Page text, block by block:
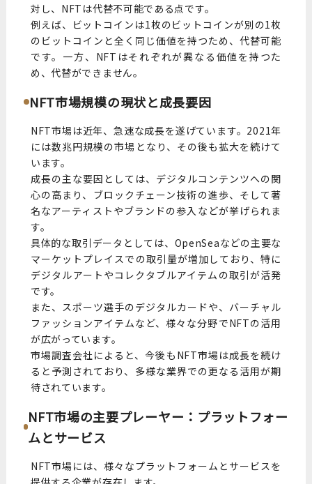
対し、NFTは代替不可能である点です。
例えば、ビットコインは1枚のビットコインが別の1枚
のビットコインと全く同じ価値を持つため、代替可能
です。一方、NFTはそれぞれが異なる価値を持つた
め、代替ができません。
NFT市場規模の現状と成長要因
NFT市場は近年、急速な成長を遂げています。2021年
には数兆円規模の市場となり、その後も拡大を続けて
います。
成長の主な要因としては、デジタルコンテンツへの関
心の高まり、ブロックチェーン技術の進歩、そして著
名なアーティストやブランドの参入などが挙げられま
す。
具体的な取引データとしては、OpenSeaなどの主要な
マーケットプレイスでの取引量が増加しており、特に
デジタルアートやコレクタブルアイテムの取引が活発
です。
また、スポーツ選手のデジタルカードや、バーチャル
ファッションアイテムなど、様々な分野でNFTの活用
が広がっています。
市場調査会社によると、今後もNFT市場は成長を続け
ると予測されており、多様な業界での更なる活用が期
待されています。
NFT市場の主要プレーヤー：プラットフォー
ムとサービス
NFT市場には、様々なプラットフォームとサービスを